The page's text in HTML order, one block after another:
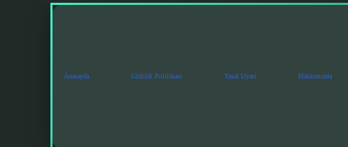
Anasayfa Gizlilik Politikası Yasal Uyarı Hakkımızda